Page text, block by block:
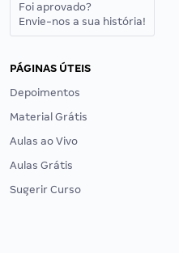
Foi aprovado?
Envie-nos a sua história!
PÁGINAS ÚTEIS
Depoimentos
Material Grátis
Aulas ao Vivo
Aulas Grátis
Sugerir Curso